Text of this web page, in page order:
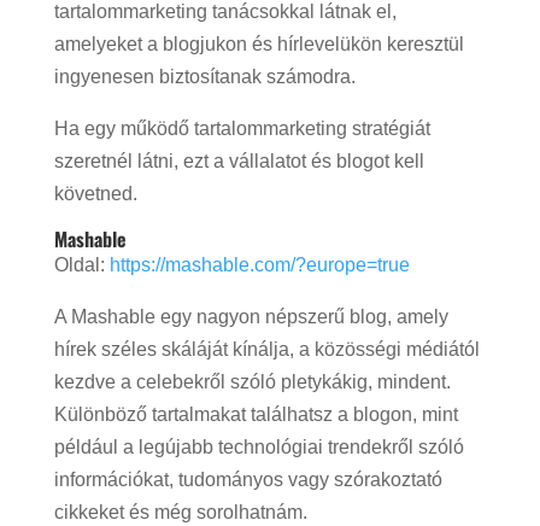
tartalommarketing tanácsokkal látnak el,
amelyeket a blogjukon és hírlevelükön keresztül
ingyenesen biztosítanak számodra.
Ha egy működő tartalommarketing stratégiát
szeretnél látni, ezt a vállalatot és blogot kell
követned.
Mashable
Oldal: https://mashable.com/?europe=true
A Mashable egy nagyon népszerű blog, amely
hírek széles skáláját kínálja, a közösségi médiától
kezdve a celebekről szóló pletykákig, mindent.
Különböző tartalmakat találhatsz a blogon, mint
például a legújabb technológiai trendekről szóló
információkat, tudományos vagy szórakoztató
cikkeket és még sorolhatnám.